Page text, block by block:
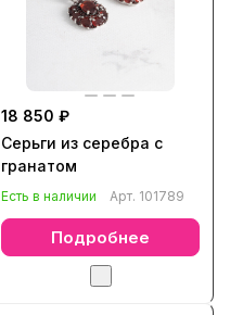
18 850 ₽
Серьги из серебра с
гранатом
Есть в наличии Арт. 101789
Подробнее